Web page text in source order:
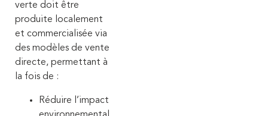
verte doit être
produite localement
et commercialisée via
des modèles de vente
directe, permettant à
la fois de :
Réduire l’impact